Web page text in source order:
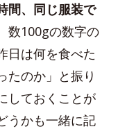
間、同じ服装で
数100gの数字の
日は何を食べた
たのか」と振り
しておくことが
うかも一緒に記